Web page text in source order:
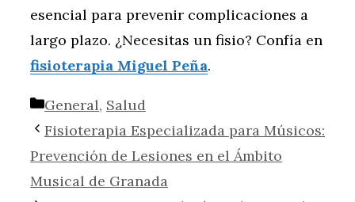
esencial para prevenir complicaciones a
largo plazo. ¿Necesitas un fisio? Confía en
fisioterapia Miguel Peña.
Categorías
General, Salud
Fisioterapia Especializada para Músicos:
Prevención de Lesiones en el Ámbito
Musical de Granada